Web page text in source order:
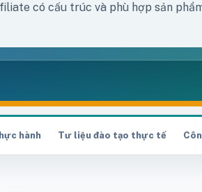
có cấu trúc và phù hợp sản
hành Tư liệu đào tạo thực tế